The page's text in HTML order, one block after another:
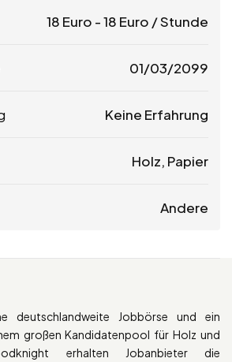
18 Euro -18 Euro / Stunde
01/03/2099
Keine Erfahrung
Holz, Papier
Andere
deutschlandweite Jobbörse und ein
großen Kandidatenpool für Holz und
erhalten Jobanbieter die